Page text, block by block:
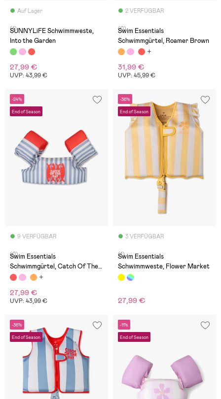
Auf Lager
(1)
SUNNYLiFE Schwimmweste,
Into the Garden
27,99 €
UVP: 43,99 €
2 VERFÜGBAR
(0)
Swim Essentials
Schwimmgürtel, Roamer Brown
31,99 €
UVP: 45,99 €
-24%
End of Season
9 VERFÜGBAR
(0)
Swim Essentials
Schwimmgürtel, Catch Of The
Day
27,99 €
UVP: 43,99 €
-36%
End of Season
3 VERFÜGBAR
(1)
Swim Essentials
Schwimmweste, Flower Market
27,99 €
-36%
End of Season
-11%
End of Season